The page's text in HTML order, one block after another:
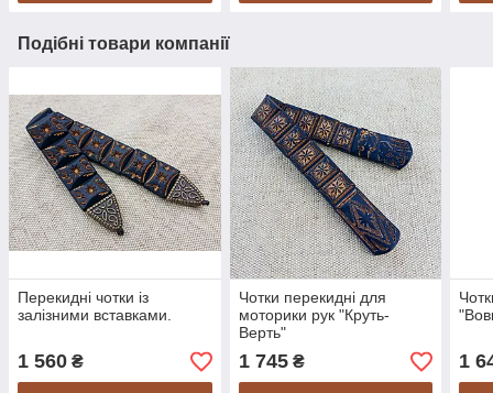
Подібні товари компанії
Перекидні чотки із
залізними вставками.
1 560 ₴
Чотки перекидні для
моторики рук "Круть-
Верть"
1 745₴ 1